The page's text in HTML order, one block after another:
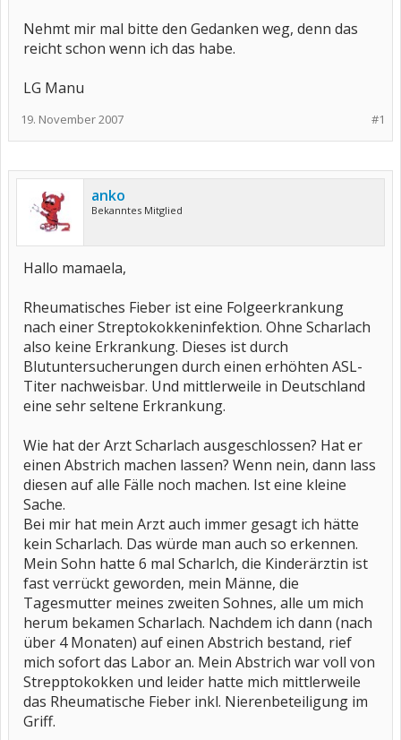
Nehmt mir mal bitte den Gedanken weg, denn das
reicht schon wenn ich das habe.
LG Manu
#1
19. November 2007
anko
Bekanntes Mitglied
Hallo mamaela,
Rheumatisches Fieber ist eine Folgeerkrankung
nach einer Streptokokkeninfektion. Ohne Scharlach
also keine Erkrankung. Dieses ist durch
Blutuntersucherungen durch einen erhöhten ASL-
Titer nachweisbar. Und mittlerweile in Deutschland
eine sehr seltene Erkrankung.
Wie hat der Arzt Scharlach ausgeschlossen? Hat er
einen Abstrich machen lassen? Wenn nein, dann lass
diesen auf alle Fälle noch machen. Ist eine kleine
Sache.
Bei mir hat mein Arzt auch immer gesagt ich hätte
kein Scharlach. Das würde man auch so erkennen.
Mein Sohn hatte 6 mal Scharlch, die Kinderärztin ist
fast verrückt geworden, mein Männe, die
Tagesmutter meines zweiten Sohnes, alle um mich
herum bekamen Scharlach. Nachdem ich dann (nach
über 4 Monaten) auf einen Abstrich bestand, rief
mich sofort das Labor an. Mein Abstrich war voll von
Strepptokokken und leider hatte mich mittlerweile
das Rheumatische Fieber inkl. Nierenbeteiligung im
Griff.